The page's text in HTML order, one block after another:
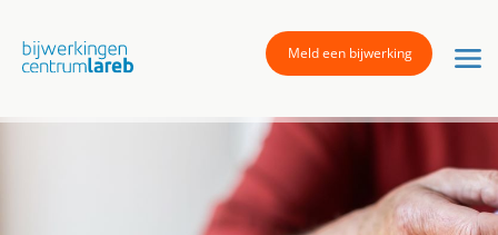
Meld een bijwerking